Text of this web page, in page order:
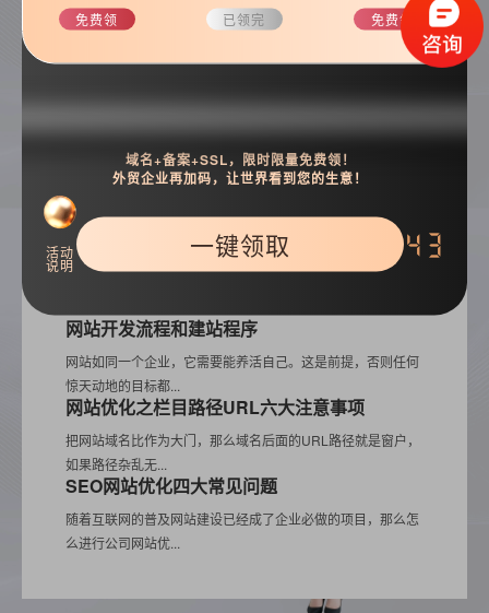
热门推荐
移动APP的7种动效设计
优秀的设计是无形的，一个优秀的动效能你的App变得友好而
且抓人眼球，但...
网站后期维护，我们一般都会有哪些难题
网站开发流程和建站程序
网站如同一个企业，它需要能养活自己。这是前提，否则任何
惊天动地的目标都...
网站优化之栏目路径URL六大注意事项
把网站域名比作为大门，那么域名后面的URL路径就是窗户，
如果路径杂乱无...
SEO网站优化四大常见问题
随着互联网的普及网站建设已经成了企业必做的项目，那么怎
么进行公司网站优...
免费领 已领完 免费领
活动
说明
域名+备案+SSL，限时限量免费领！
外贸企业再加码，让世界看到您的生意！
一键领取 42